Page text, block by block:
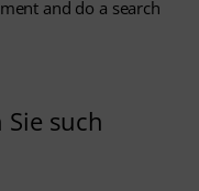
and do a search